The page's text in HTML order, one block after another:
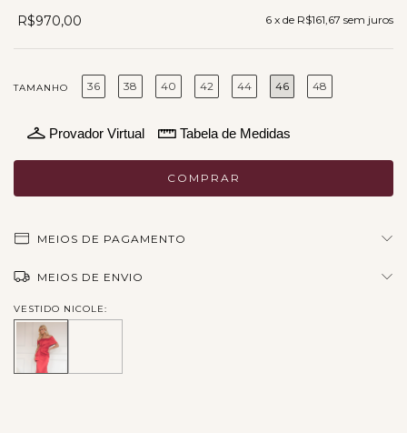
R$970,00 6 x de R$161,67 sem juros
TAMANHO 36 38 40 42 44 46 48
Provador Virtual Tabela de Medidas
MEIOS DE PAGAMENTO
MEIOS DE ENVIO
VESTIDO NICOLE: